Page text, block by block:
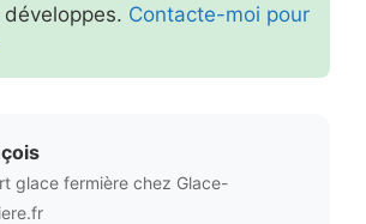
Contacte-moi pour
glace fermière chez Glace-